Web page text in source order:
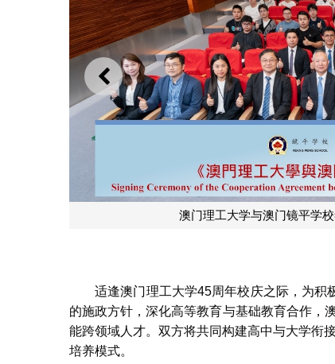
上一则
适逢澳门理工大学45周年校庆之际，为积
的施政方针，深化高等教育与基础教育合作，
能跨领域人才。双方将共同构建高中与大学衔
培养模式。